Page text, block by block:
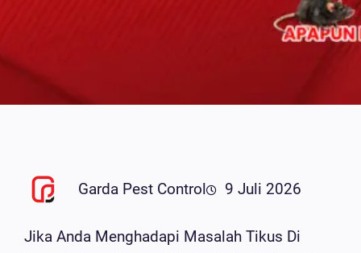
Garda Pest Control 9 Juli 2026
Jika Anda Menghadapi Masalah Tikus Di